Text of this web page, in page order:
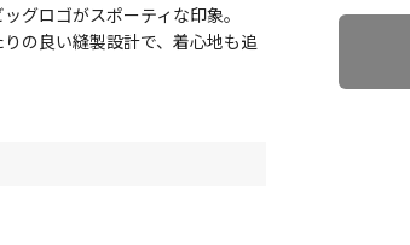
グロゴがスポーティな印象。
の良い縫製設計で、着心地も追